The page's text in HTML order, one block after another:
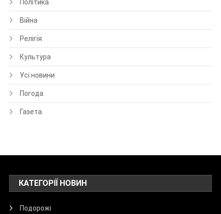
Політика
Війна
Релігія
Культура
Усі новини
Погода
Газета
КАТЕГОРІЇ НОВИН
Подорожі